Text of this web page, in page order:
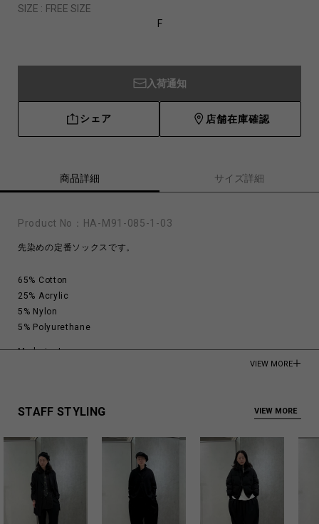
SIZE : FREE SIZE
F
入荷通知
シェア 店舗在庫確認
商品詳細 サイズ詳細
Product No： HA-M91-085-1-03
先染めの定番ソックスです。
65% Cotton
25% Acrylic
5% Nylon
5% Polyurethane
Made in Japan
VIEW MORE
STAFF STYLING VIEW MORE